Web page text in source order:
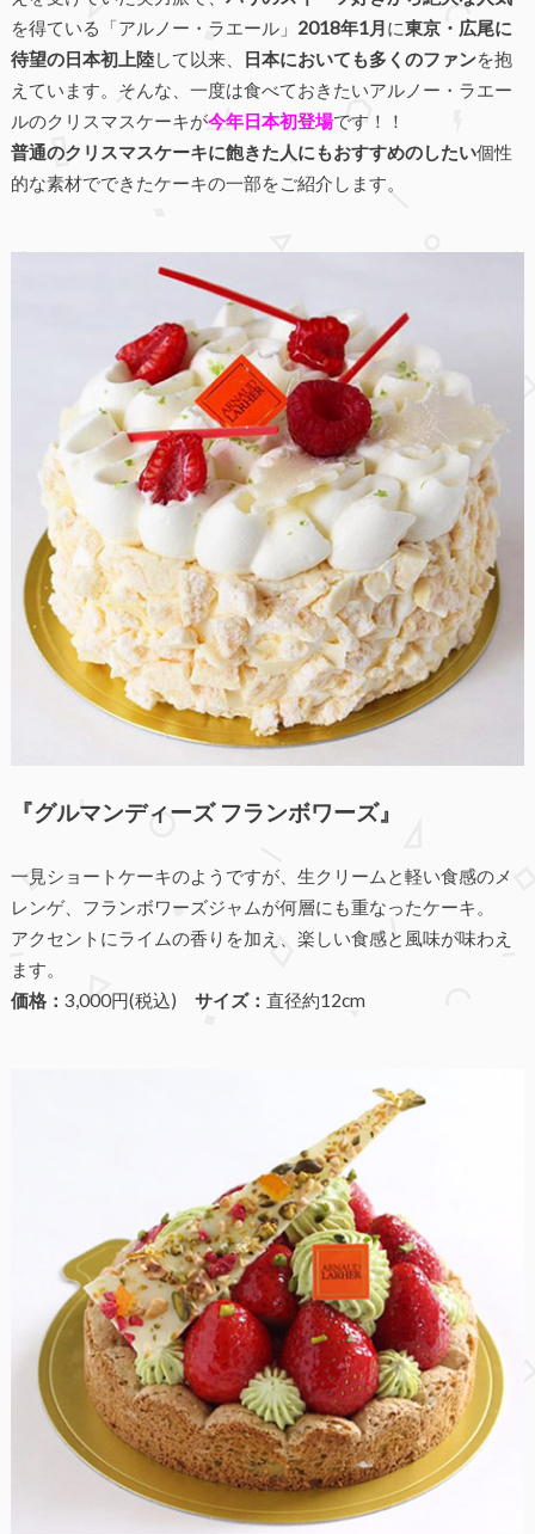
を得ている「アルノー・ラエール」 2018年1月に東京・広尾に
待望の日本初上陸して以来、 日本においても多くのファンを抱
えています。そんな、一度は食べておきたいアルノー・ラエー
ルのクリスマスケーキが今年日本初登場です！！
普通のクリスマスケーキに飽きた人にもおすすめのしたい個性
的な素材でできたケーキの一部をご紹介します。
『グルマンディーズ フランボワーズ』
一見ショートケーキのようですが、生クリームと軽い食感のメ
レンゲ、フランボワーズジャムが何層にも重なったケーキ。
アクセントにライムの香りを加え、楽しい食感と風味が味わえ
ます。
価格： 3,000円(税込) サイズ： 直径約12cm